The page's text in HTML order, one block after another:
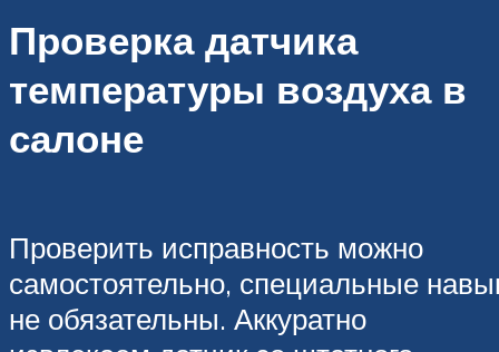
Проверка датчика
температуры воздуха в
салоне
Проверить исправность можно
самостоятельно, специальные
не обязательны. Аккуратно